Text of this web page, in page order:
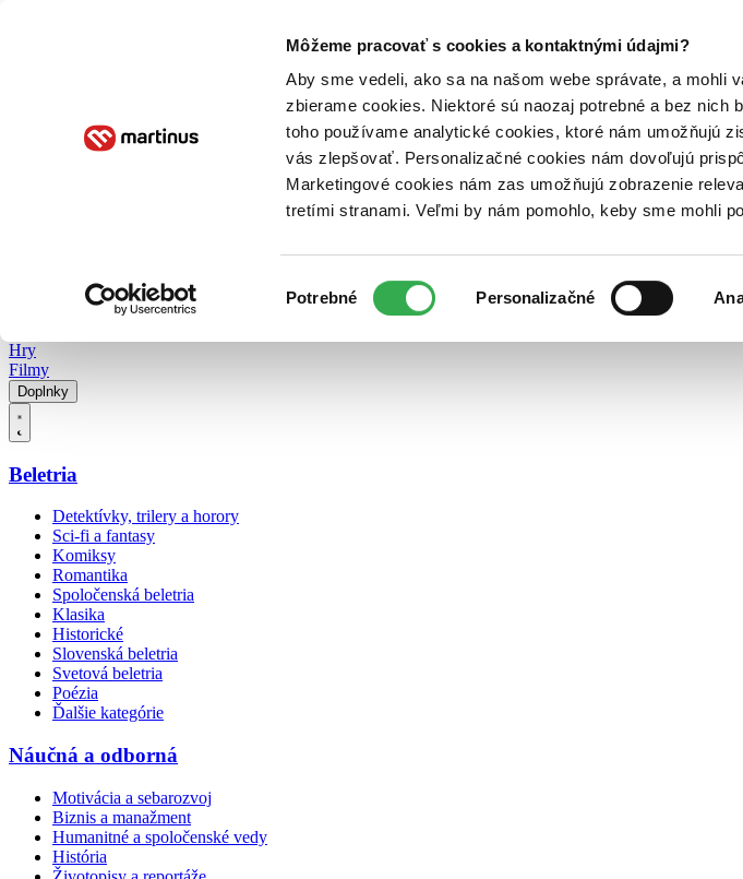
Môžeme pracovať s cookies a kontaktnými údajmi?
Aby sme vedeli, ako sa na našom webe správate, a mohli
zbierame cookies. Niektoré sú naozaj potrebné a bez nich
toho používame analytické cookies, ktoré nám umožňujú
vás zlepšovať. Personalizačné cookies nám dovoľujú
Marketingové cookies nám zas umožňujú zobrazenie
tretími stranami. Veľmi by nám pomohlo, keby sme mohli
súhlasu
Potrebné Personalizačné
Poukážky Kontakt
Hry
Filmy
Doplnky
Beletria
Detektívky, trilery a horory
Sci-fi a fantasy
Komiksy
Romantika
Spoločenská beletria
Klasika
Historické
Slovenská beletria
Svetová beletria
Poézia
Ďalšie kategórie
Náučná a odborná
Motivácia a sebarozvoj
Biznis a manažment
Humanitné a spoločenské vedy
História